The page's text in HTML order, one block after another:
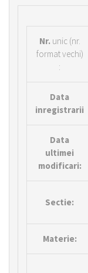
Nr. unic (nr.
format vechi)
:
Data
inregistrarii
Data
ultimei
modificari:
Sectie:
Materie: